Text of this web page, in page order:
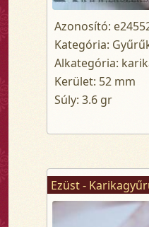
Azonosító:
Kategória:
Alkategória:
Kerület: 52 mm
Súly: 3.6 gr
Ezüst -